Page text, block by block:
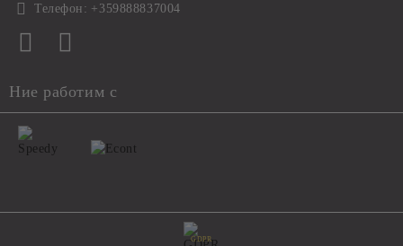
Телефон: +359888837004
Ние работим с
GDPR